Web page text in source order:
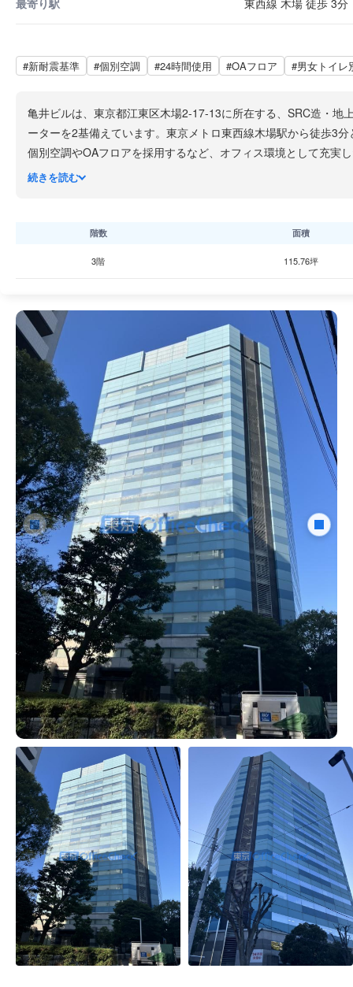
#新耐震基準 #個別空調 #24時間使用 #OAフロア #男女トイレ
亀井ビルは、東京都江東区木場2-17-13に所在する、SRC造・
ーターを2基備えています。東京メトロ東西線木場駅から徒歩3
個別空調やOAフロアを採用するなど、オフィス環境として充実
三ツ目通り（東京都道319号環状三号線）沿いに位置しており
続きを読む
階数 面積
3階 115.76坪